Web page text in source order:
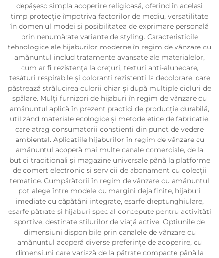
depășesc simpla acoperire religioasă, oferind în același
timp protecție împotriva factorilor de mediu, versatilitate
în domeniul modei și posibilitatea de exprimare personală
prin nenumărate variante de styling. Caracteristicile
tehnologice ale hijaburilor moderne în regim de vânzare cu
amănuntul includ tratamente avansate ale materialelor,
cum ar fi rezistența la crețuri, texturi anti-alunecare,
țesături respirabile și coloranți rezistenți la decolorare, care
păstrează strălucirea culorii chiar și după multiple cicluri de
spălare. Mulți furnizori de hijaburi în regim de vânzare cu
amănuntul aplică în prezent practici de producție durabilă,
utilizând materiale ecologice și metode etice de fabricație,
care atrag consumatorii conștienți din punct de vedere
ambiental. Aplicațiile hijaburilor în regim de vânzare cu
amănuntul acoperă mai multe canale comerciale, de la
butici tradiționali și magazine universale până la platforme
de comerț electronic și servicii de abonament cu colecții
tematice. Cumpărătorii în regim de vânzare cu amănuntul
pot alege între modele cu margini deja finite, hijaburi
imediate cu căpățâni integrate, eșarfe dreptunghiulare,
eșarfe pătrate și hijaburi special concepute pentru activități
sportive, destinate stilurilor de viață active. Opțiunile de
dimensiuni disponibile prin canalele de vânzare cu
amănuntul acoperă diverse preferințe de acoperire, cu
dimensiuni care variază de la pătrate compacte până la